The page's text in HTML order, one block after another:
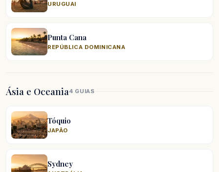
URUGUAI
Punta Cana
REPÚBLICA DOMINICANA
Ásia e Oceania4 GUIAS
Tóquio
JAPÃO
Sydney